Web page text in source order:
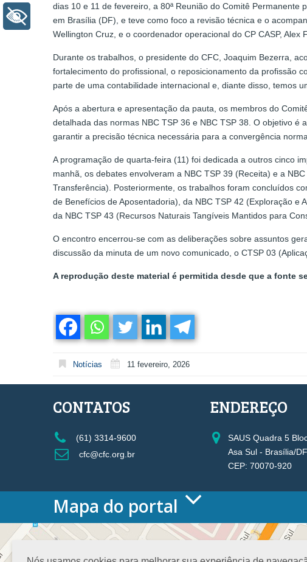
dias 10 e 11 de fevereiro, a 80ª Reunião do Comitê Permanente
em Brasília (DF), e teve como foco a revisão técnica e o
Wellington Cruz, e o coordenador operacional do CP CASP, Alex
Durante os trabalhos, o presidente do CFC, Joaquim Bezerra,
fortalecimento do profissional, o reposicionamento da profissão
parte de uma contabilidade internacional e, diante disso, temos
Após a abertura e apresentação da pauta, os membros do
detalhada das normas NBC TSP 36 e NBC TSP 38. O objetivo é
garantir a precisão técnica necessária para a convergência
A programação de quarta-feira (11) foi dedicada a outros cinco
manhã, os debates envolveram a NBC TSP 39 (Receita) e a
Transferência). Posteriormente, os trabalhos foram concluídos
de Benefícios de Aposentadoria), da NBC TSP 42 (Exploração e
da NBC TSP 43 (Recursos Naturais Tangíveis Mantidos para
O encontro encerrou-se com as deliberações sobre assuntos
discussão da minuta de um novo comunicado, o CTSP 03
A reprodução deste material é permitida desde que a fonte
Notícias 11 fevereiro, 2026
CONTATOS
(61) 3314-9600
cfc@cfc.org.br
ENDEREÇO
SAUS Quadra 5
Asa Sul - Brasília/DF
CEP: 70070-920
Mapa do portal
HOME
O CONSELHO
Conselho Diretor
+ Acessibilidade